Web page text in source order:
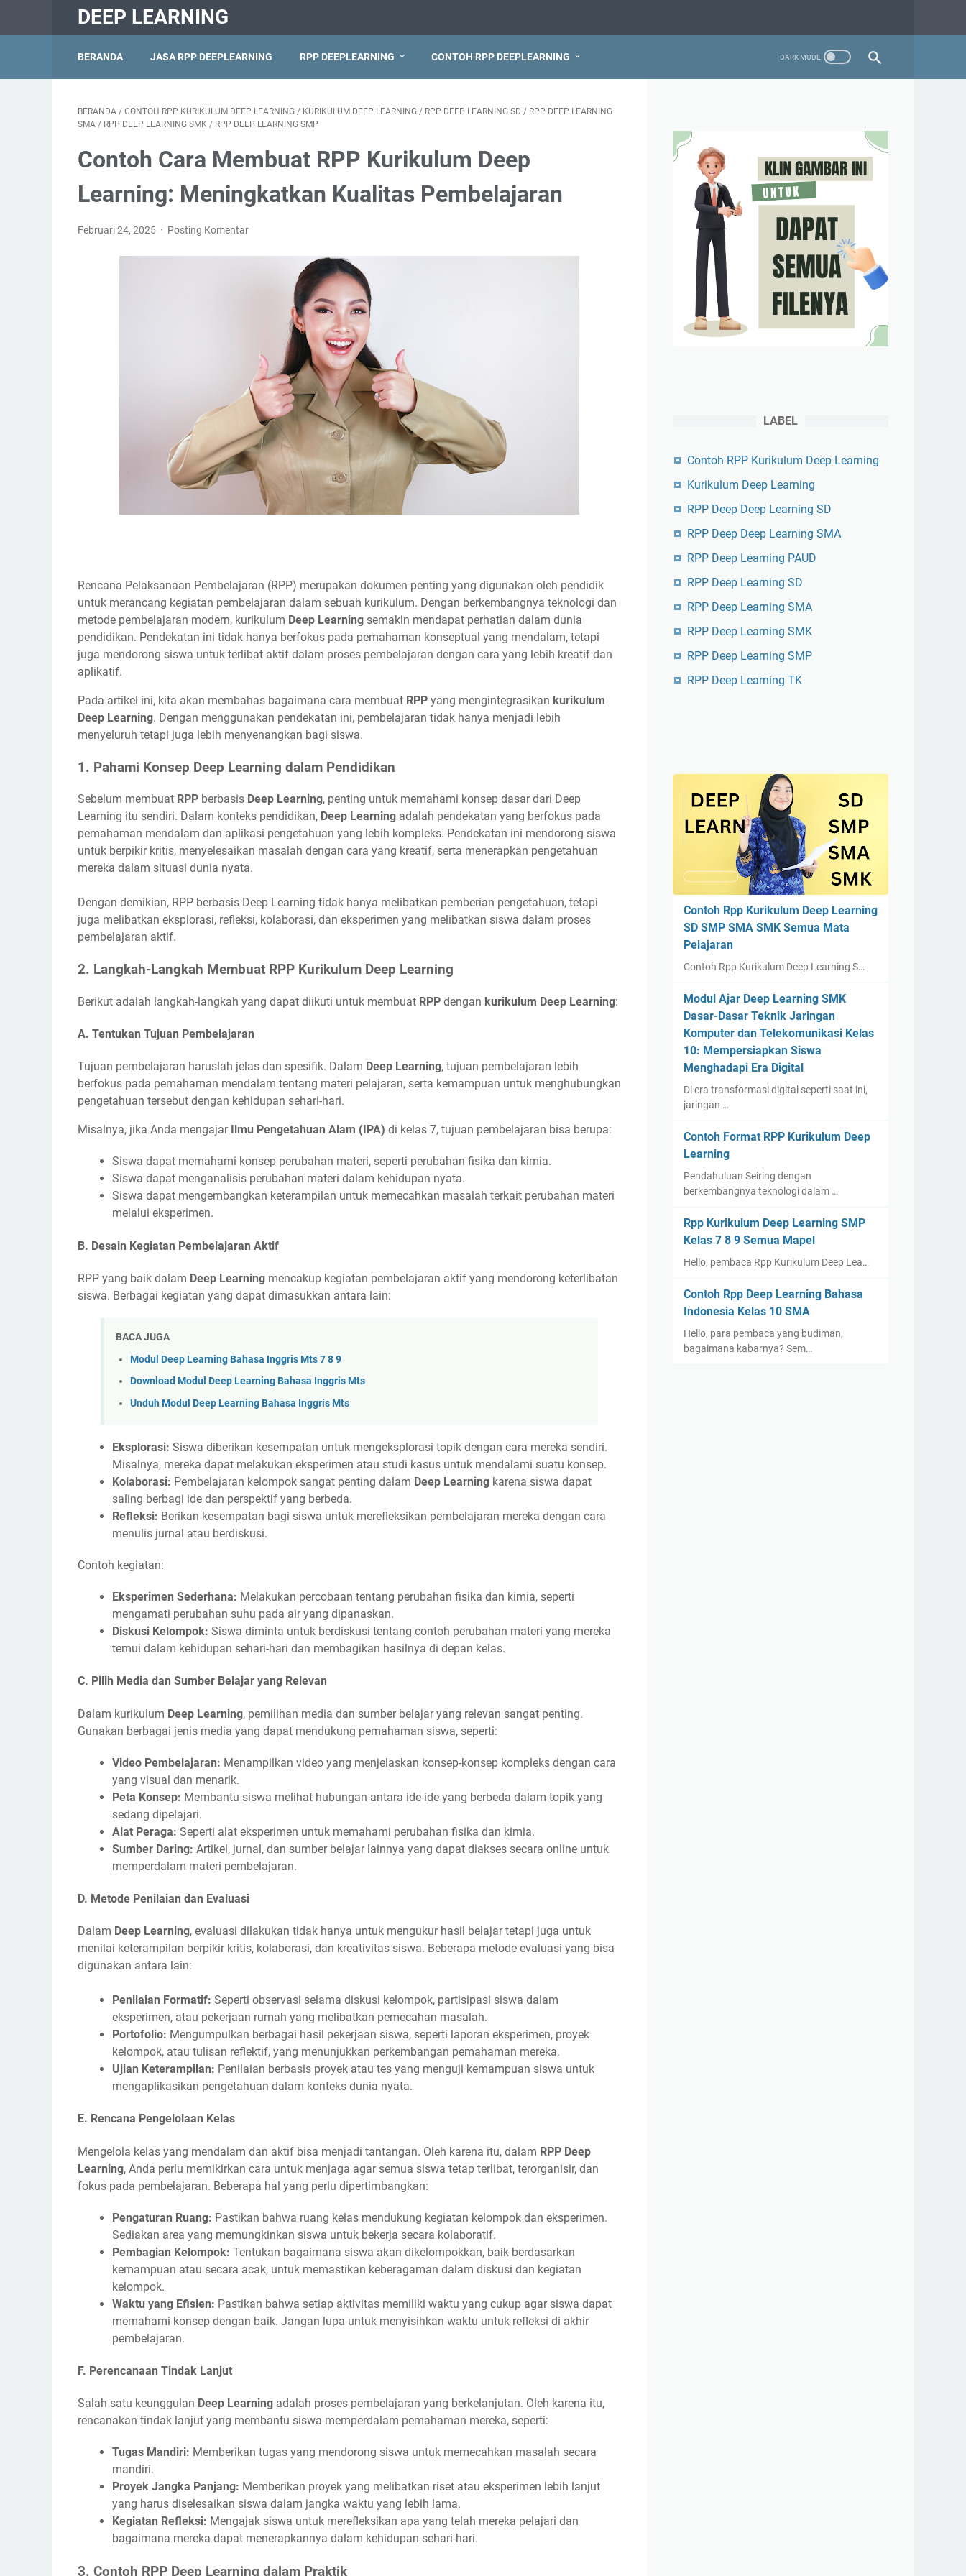
DEEP LEARNING
BERANDA JASA RPP DEEPLEARNING RPP DEEPLEARNING CONTOH RPP DEEPLEARNING
BERANDA / CONTOH RPP KURIKULUM DEEP LEARNING / KURIKULUM DEEP LEARNING / RPP DEEP LEARNING SD / RPP DEEP LEARNING
SMA / RPP DEEP LEARNING SMK / RPP DEEP LEARNING SMP
Contoh Cara Membuat RPP Kurikulum Deep
Learning: Meningkatkan Kualitas Pembelajaran
Februari 24, 2025 Posting Komentar
Rencana Pelaksanaan Pembelajaran (RPP) merupakan dokumen penting yang digunakan oleh pendidik
untuk merancang kegiatan pembelajaran dalam sebuah kurikulum. Dengan berkembangnya teknologi dan
metode pembelajaran modern, kurikulum Deep Learning semakin mendapat perhatian dalam dunia
pendidikan. Pendekatan ini tidak hanya berfokus pada pemahaman konseptual yang mendalam, tetapi
juga mendorong siswa untuk terlibat aktif dalam proses pembelajaran dengan cara yang lebih kreatif dan
aplikatif.
Pada artikel ini, kita akan membahas bagaimana cara membuat RPP yang mengintegrasikan kurikulum
Deep Learning. Dengan menggunakan pendekatan ini, pembelajaran tidak hanya menjadi lebih
menyeluruh tetapi juga lebih menyenangkan bagi siswa.
1. Pahami Konsep Deep Learning dalam Pendidikan
Sebelum membuat RPP berbasis Deep Learning, penting untuk memahami konsep dasar dari Deep
Learning itu sendiri. Dalam konteks pendidikan, Deep Learning adalah pendekatan yang berfokus pada
pemahaman mendalam dan aplikasi pengetahuan yang lebih kompleks. Pendekatan ini mendorong siswa
untuk berpikir kritis, menyelesaikan masalah dengan cara yang kreatif, serta menerapkan pengetahuan
mereka dalam situasi dunia nyata.
Dengan demikian, RPP berbasis Deep Learning tidak hanya melibatkan pemberian pengetahuan, tetapi
juga melibatkan eksplorasi, refleksi, kolaborasi, dan eksperimen yang melibatkan siswa dalam proses
pembelajaran aktif.
2. Langkah-Langkah Membuat RPP Kurikulum Deep Learning
Berikut adalah langkah-langkah yang dapat diikuti untuk membuat RPP dengan kurikulum Deep Learning:
A. Tentukan Tujuan Pembelajaran
Tujuan pembelajaran haruslah jelas dan spesifik. Dalam Deep Learning, tujuan pembelajaran lebih
berfokus pada pemahaman mendalam tentang materi pelajaran, serta kemampuan untuk menghubungkan
pengetahuan tersebut dengan kehidupan sehari-hari.
Misalnya, jika Anda mengajar Ilmu Pengetahuan Alam (IPA) di kelas 7, tujuan pembelajaran bisa berupa:
Siswa dapat memahami konsep perubahan materi, seperti perubahan fisika dan kimia.
Siswa dapat menganalisis perubahan materi dalam kehidupan nyata.
Siswa dapat mengembangkan keterampilan untuk memecahkan masalah terkait perubahan materi
melalui eksperimen.
B. Desain Kegiatan Pembelajaran Aktif
RPP yang baik dalam Deep Learning mencakup kegiatan pembelajaran aktif yang mendorong keterlibatan
siswa. Berbagai kegiatan yang dapat dimasukkan antara lain:
BACA JUGA
Modul Deep Learning Bahasa Inggris Mts 7 8 9
Download Modul Deep Learning Bahasa Inggris Mts
Unduh Modul Deep Learning Bahasa Inggris Mts
Eksplorasi: Siswa diberikan kesempatan untuk mengeksplorasi topik dengan cara mereka sendiri.
Misalnya, mereka dapat melakukan eksperimen atau studi kasus untuk mendalami suatu konsep.
Kolaborasi: Pembelajaran kelompok sangat penting dalam Deep Learning karena siswa dapat
saling berbagi ide dan perspektif yang berbeda.
Refleksi: Berikan kesempatan bagi siswa untuk merefleksikan pembelajaran mereka dengan cara
menulis jurnal atau berdiskusi.
Contoh kegiatan:
Eksperimen Sederhana: Melakukan percobaan tentang perubahan fisika dan kimia, seperti
mengamati perubahan suhu pada air yang dipanaskan.
Diskusi Kelompok: Siswa diminta untuk berdiskusi tentang contoh perubahan materi yang mereka
temui dalam kehidupan sehari-hari dan membagikan hasilnya di depan kelas.
C. Pilih Media dan Sumber Belajar yang Relevan
Dalam kurikulum Deep Learning, pemilihan media dan sumber belajar yang relevan sangat penting.
Gunakan berbagai jenis media yang dapat mendukung pemahaman siswa, seperti:
Video Pembelajaran: Menampilkan video yang menjelaskan konsep-konsep kompleks dengan cara
yang visual dan menarik.
Peta Konsep: Membantu siswa melihat hubungan antara ide-ide yang berbeda dalam topik yang
sedang dipelajari.
Alat Peraga: Seperti alat eksperimen untuk memahami perubahan fisika dan kimia.
Sumber Daring: Artikel, jurnal, dan sumber belajar lainnya yang dapat diakses secara online untuk
memperdalam materi pembelajaran.
D. Metode Penilaian dan Evaluasi
Dalam Deep Learning, evaluasi dilakukan tidak hanya untuk mengukur hasil belajar tetapi juga untuk
menilai keterampilan berpikir kritis, kolaborasi, dan kreativitas siswa. Beberapa metode evaluasi yang bisa
digunakan antara lain:
Penilaian Formatif: Seperti observasi selama diskusi kelompok, partisipasi siswa dalam
eksperimen, atau pekerjaan rumah yang melibatkan pemecahan masalah.
Portofolio: Mengumpulkan berbagai hasil pekerjaan siswa, seperti laporan eksperimen, proyek
kelompok, atau tulisan reflektif, yang menunjukkan perkembangan pemahaman mereka.
Ujian Keterampilan: Penilaian berbasis proyek atau tes yang menguji kemampuan siswa untuk
mengaplikasikan pengetahuan dalam konteks dunia nyata.
E. Rencana Pengelolaan Kelas
Mengelola kelas yang mendalam dan aktif bisa menjadi tantangan. Oleh karena itu, dalam RPP Deep
Learning, Anda perlu memikirkan cara untuk menjaga agar semua siswa tetap terlibat, terorganisir, dan
fokus pada pembelajaran. Beberapa hal yang perlu dipertimbangkan:
Pengaturan Ruang: Pastikan bahwa ruang kelas mendukung kegiatan kelompok dan eksperimen.
Sediakan area yang memungkinkan siswa untuk bekerja secara kolaboratif.
Pembagian Kelompok: Tentukan bagaimana siswa akan dikelompokkan, baik berdasarkan
kemampuan atau secara acak, untuk memastikan keberagaman dalam diskusi dan kegiatan
kelompok.
Waktu yang Efisien: Pastikan bahwa setiap aktivitas memiliki waktu yang cukup agar siswa dapat
memahami konsep dengan baik. Jangan lupa untuk menyisihkan waktu untuk refleksi di akhir
pembelajaran.
F. Perencanaan Tindak Lanjut
Salah satu keunggulan Deep Learning adalah proses pembelajaran yang berkelanjutan. Oleh karena itu,
rencanakan tindak lanjut yang membantu siswa memperdalam pemahaman mereka, seperti:
Tugas Mandiri: Memberikan tugas yang mendorong siswa untuk memecahkan masalah secara
mandiri.
Proyek Jangka Panjang: Memberikan proyek yang melibatkan riset atau eksperimen lebih lanjut
yang harus diselesaikan siswa dalam jangka waktu yang lebih lama.
Kegiatan Refleksi: Mengajak siswa untuk merefleksikan apa yang telah mereka pelajari dan
bagaimana mereka dapat menerapkannya dalam kehidupan sehari-hari.
3. Contoh RPP Deep Learning dalam Praktik
LABEL
Contoh RPP Kurikulum Deep Learning
Kurikulum Deep Learning
RPP Deep Deep Learning SD
RPP Deep Deep Learning SMA
RPP Deep Learning PAUD
RPP Deep Learning SD
RPP Deep Learning SMA
RPP Deep Learning SMK
RPP Deep Learning SMP
RPP Deep Learning TK
Contoh Rpp Kurikulum Deep Learning
SD SMP SMA SMK Semua Mata
Pelajaran
Contoh Rpp Kurikulum Deep Learning S…
Modul Ajar Deep Learning SMK
Dasar-Dasar Teknik Jaringan
Komputer dan Telekomunikasi Kelas
10: Mempersiapkan Siswa
Menghadapi Era Digital
Di era transformasi digital seperti saat ini,
jaringan …
Contoh Format RPP Kurikulum Deep
Learning
Pendahuluan Seiring dengan
berkembangnya teknologi dalam …
Rpp Kurikulum Deep Learning SMP
Kelas 7 8 9 Semua Mapel
Hello, pembaca Rpp Kurikulum Deep Lea…
Contoh Rpp Deep Learning Bahasa
Indonesia Kelas 10 SMA
Hello, para pembaca yang budiman,
bagaimana kabarnya? Sem…